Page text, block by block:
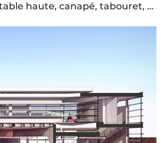
haute, canapé, tabouret, …